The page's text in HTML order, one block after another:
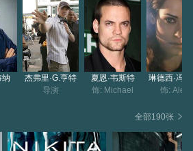
塞卡Lyndsy Fonseca 饰）以及计算机
福Aaron Stanford 饰）。众人配合默
个又一个困难，顺利执行了一次次危
的过程中，他们发现组织涉及范围极
政府内部。这一次，众人能否扭转局
纳
杰弗里·G.亨特
导演
夏恩·韦斯特
饰: Michael
琳德西·冯
饰: Alex
全部190张